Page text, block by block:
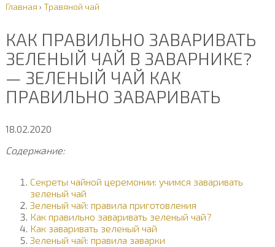
Главная › Травяной чай
КАК ПРАВИЛЬНО ЗАВАРИВАТЬ
ЗЕЛЕНЫЙ ЧАЙ В ЗАВАРНИКЕ?
— ЗЕЛЕНЫЙ ЧАЙ КАК
ПРАВИЛЬНО ЗАВАРИВАТЬ
18.02.2020
Содержание:
Секреты чайной церемонии: учимся заваривать
зеленый чай
Зеленый чай: правила приготовления
Как правильно заваривать зеленый чай?
Как заваривать зеленый чай
Зеленый чай: правила заварки